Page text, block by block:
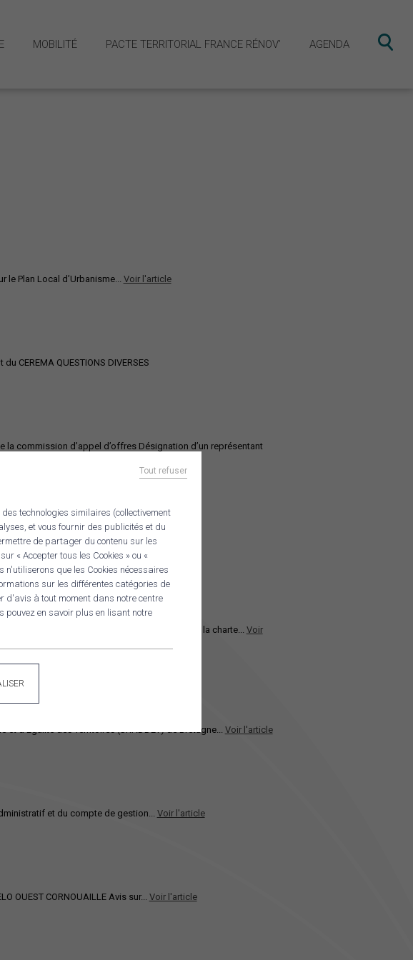
des cookies
technologies similaires (collectivement
et vous fournir des publicités et du
de partager du contenu sur les
« Accepter tous les Cookies » ou «
n'utiliserons que les Cookies nécessaires
sur les différentes catégories de
d'avis à tout moment dans notre centre
pouvez en savoir plus en lisant notre
Tout refuser
MOBILITÉ PACTE TERRITORIAL FRANCE RÉNOV’ AGENDA
le Plan Local d’Urbanisme... Voir l'article
CEREMA QUESTIONS DIVERSES
la commission d’appel d’offres Désignation d’un représentant
4 Vices-Présidents et...Voir l'article
Élection des Vice-Présidents Lecture de la charte... Voir
d’Egalité des Territoires (SRADDET) de Bretagne... Voir l'article
et du compte de gestion... Voir l'article
OUEST CORNOUAILLE Avis sur... Voir l'article
RECHERCHER